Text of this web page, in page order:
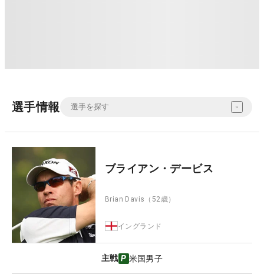
選手情報
ブライアン・デービス
Brian Davis （52歳）
イングランド
主戦 米国男子